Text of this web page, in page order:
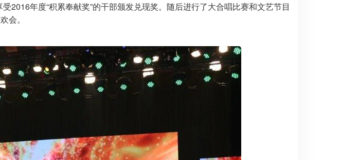
年度“积累奉献奖”的干部颁发兑现奖。随后进行了大合唱比赛和文艺节目
会。